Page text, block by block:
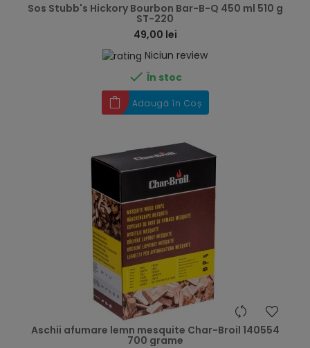
Sos Stubb's Hickory Bourbon Bar-B-Q 450 ml 510 g
ST-220
49,00 lei
Niciun review
 În stoc
Adaugă în Coș
Aschii afumare lemn mesquite Char-Broil 140554
700 grame